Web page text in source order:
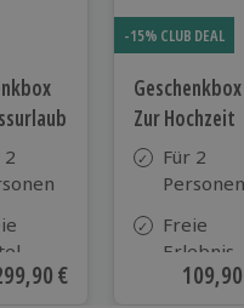
2
Preis
€
-15% CLUB DEAL
Geschenkbox
Zur Hochzeit
Für 2
Personen
Freie
Erlebnis-
Auswahl